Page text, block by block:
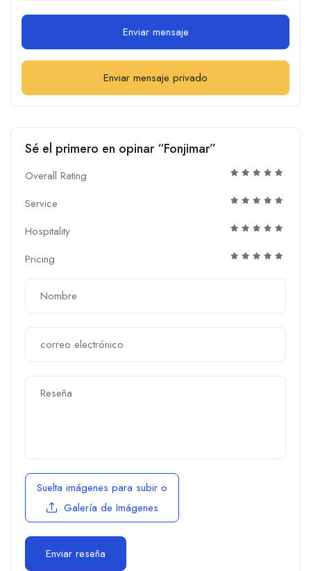
Enviar mensaje
Enviar mensaje privado
Sé el primero en opinar “Fonjimar”
Overall Rating
Service
Hospitality
Pricing
Suelta imágenes para subir o
Galería de Imágenes